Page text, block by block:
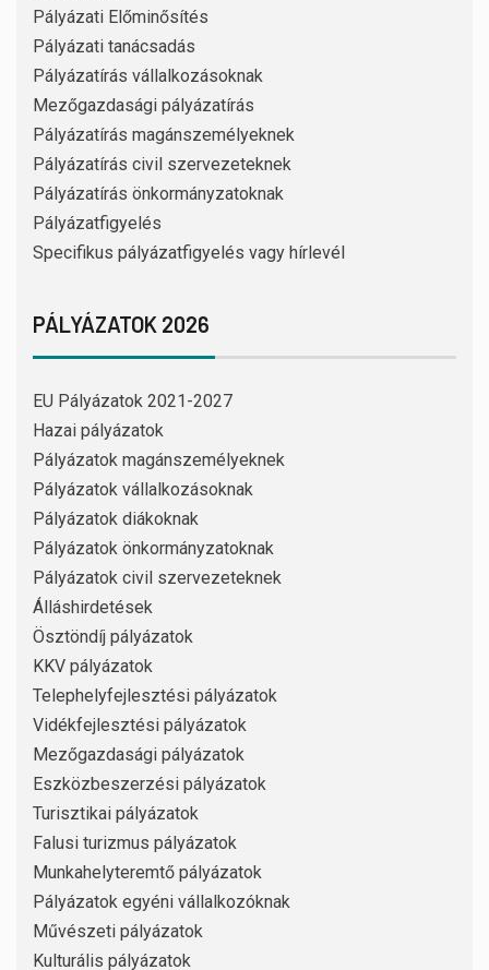
Pályázati Előminősítés
Pályázati tanácsadás
Pályázatírás vállalkozásoknak
Mezőgazdasági pályázatírás
Pályázatírás magánszemélyeknek
Pályázatírás civil szervezeteknek
Pályázatírás önkormányzatoknak
Pályázatfigyelés
Specifikus pályázatfigyelés vagy hírlevél
PÁLYÁZATOK 2026
EU Pályázatok 2021-2027
Hazai pályázatok
Pályázatok magánszemélyeknek
Pályázatok vállalkozásoknak
Pályázatok diákoknak
Pályázatok önkormányzatoknak
Pályázatok civil szervezeteknek
Álláshirdetések
Ösztöndíj pályázatok
KKV pályázatok
Telephelyfejlesztési pályázatok
Vidékfejlesztési pályázatok
Mezőgazdasági pályázatok
Eszközbeszerzési pályázatok
Turisztikai pályázatok
Falusi turizmus pályázatok
Munkahelyteremtő pályázatok
Pályázatok egyéni vállalkozóknak
Művészeti pályázatok
Kulturális pályázatok